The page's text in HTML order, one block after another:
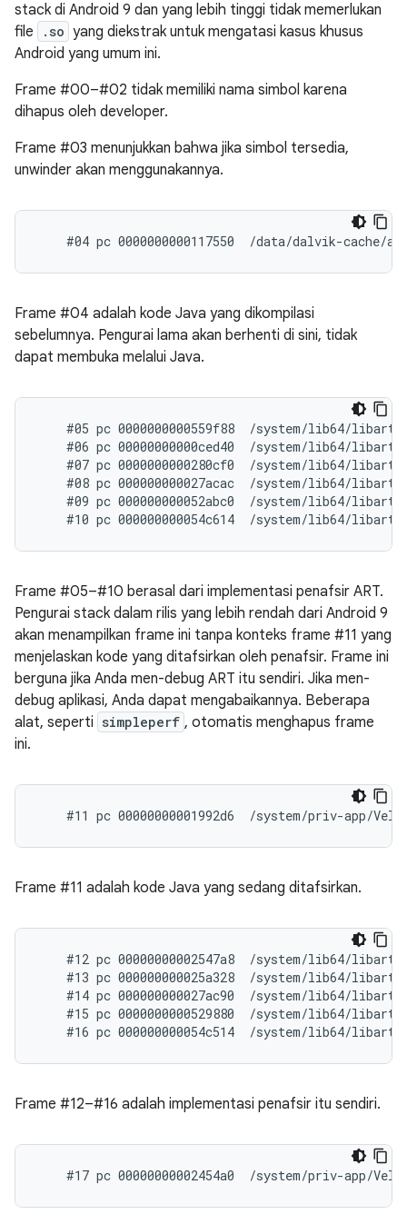
stack di Android 9 dan yang lebih tinggi tidak memerlukan
file
.so yang diekstrak untuk mengatasi kasus khusus
Android yang umum ini.
Frame #00–#02 tidak memiliki nama simbol karena
dihapus oleh developer.
Frame #03 menunjukkan bahwa jika simbol tersedia,
unwinder akan menggunakannya.
Frame #04 adalah kode Java yang dikompilasi
sebelumnya. Pengurai lama akan berhenti di sini, tidak
dapat membuka melalui Java.
#05 pc 0000000000559f88  /system/lib64/
#06 pc 00000000000ced40  /system/lib64/
#07 pc 0000000000280cf0  /system/lib64/
#08 pc 000000000027acac  /system/lib64/
#09 pc 000000000052abc0  /system/lib64/
Frame #05–#10 berasal dari implementasi penafsir ART.
Pengurai stack dalam rilis yang lebih rendah dari Android 9
akan menampilkan frame ini tanpa konteks frame #11 yang
menjelaskan kode yang ditafsirkan oleh penafsir. Frame ini
berguna jika Anda men-debug ART itu sendiri. Jika men-
debug aplikasi, Anda dapat mengabaikannya. Beberapa
alat, seperti simpleperf , otomatis menghapus frame
ini.
Frame #11 adalah kode Java yang sedang ditafsirkan.
#12 pc 00000000002547a8  /system/lib64/
#13 pc 000000000025a328  /system/lib64/
#14 pc 000000000027ac90  /system/lib64/
#15 pc 0000000000529880  /system/lib64/
Frame #12–#16 adalah implementasi penafsir itu sendiri.